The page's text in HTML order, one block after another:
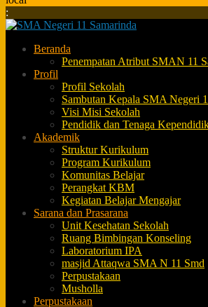
:
Beranda
Penempatan Atribut SMAN 11
Profil
Profil Sekolah
Sambutan Kepala SMA Negeri
Visi Misi Sekolah
Pendidik dan Tenaga
Akademik
Struktur Kurikulum
Program Kurikulum
Komunitas Belajar
Perangkat KBM
Kegiatan Belajar Mengajar
Sarana dan Prasarana
Unit Kesehatan Sekolah
Ruang Bimbingan Konseling
Laboratorium IPA
masjid Attaqwa SMA N 11 Smd
Perpustakaan
Musholla
Perpustakaan